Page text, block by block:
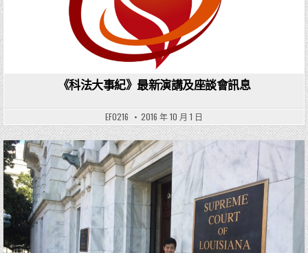
《科法大事紀》最新演講及座談會訊息
EF0216 2016 年 10 月 1 日
Posted in